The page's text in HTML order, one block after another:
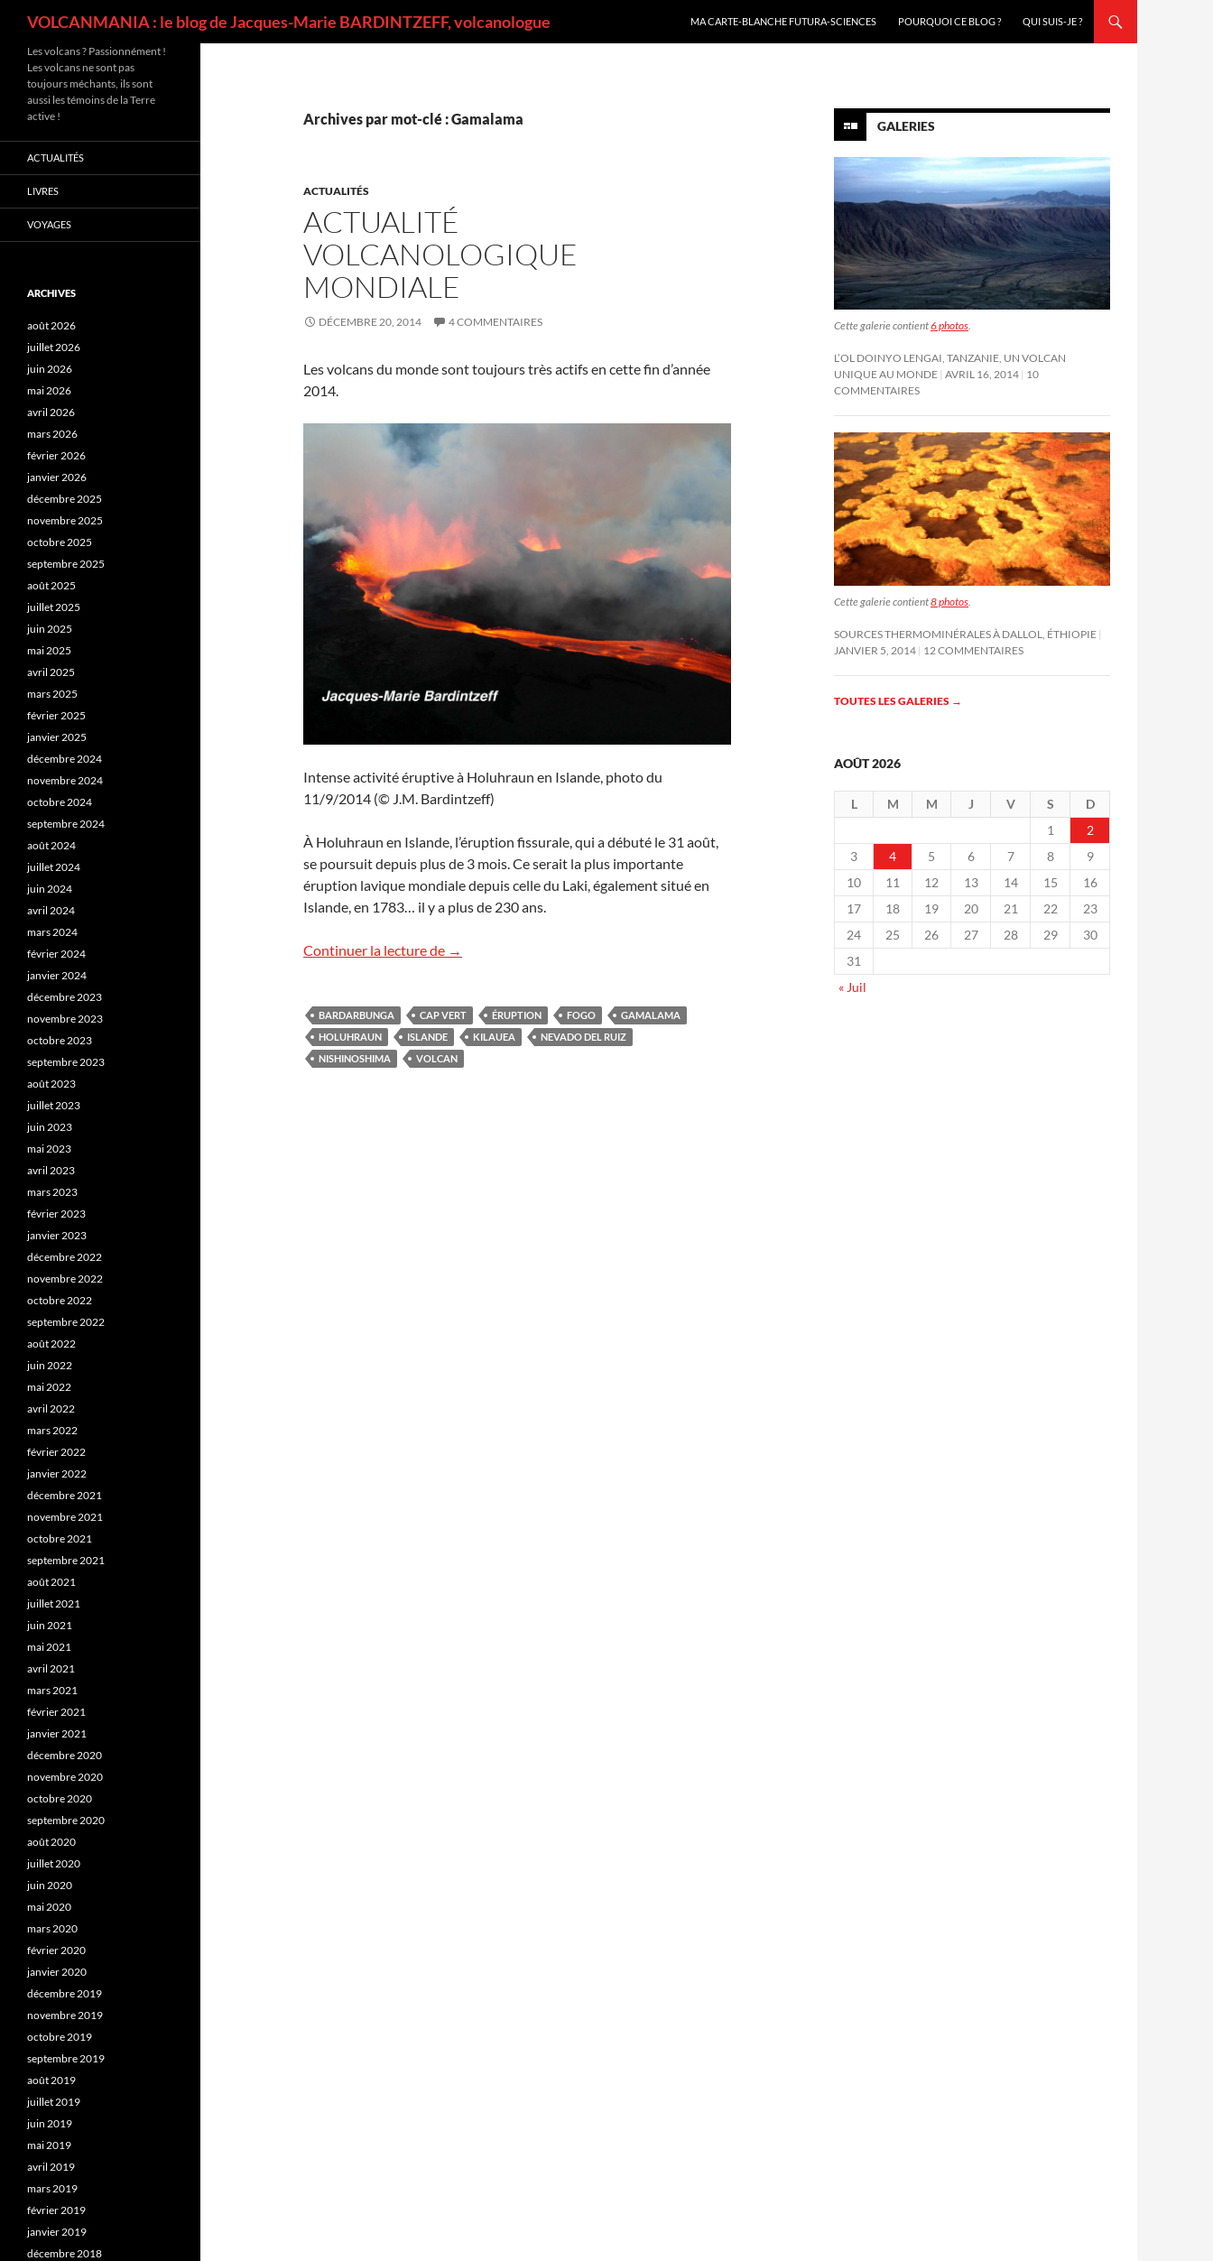
VOLCANMANIA : le blog de Jacques-Marie BARDINTZEFF, volcanologue
MA CARTE-BLANCHE FUTURA-SCIENCES
POURQUOI CE BLOG ? QUI SUIS-JE ?
Archives par mot-clé : Gamalama
ACTUALITÉS
ACTUALITÉ
VOLCANOLOGIQUE
MONDIALE
DÉCEMBRE 20, 2014 4 COMMENTAIRES
Les volcans du monde sont toujours très actifs en cette fin d’année
2014.
Intense activité éruptive à Holuhraun en Islande, photo du
11/9/2014 (© J.M. Bardintzeff)
À Holuhraun en Islande, l’éruption fissurale, qui a débuté le 31 août,
se poursuit depuis plus de 3 mois. Ce serait la plus importante
éruption lavique mondiale depuis celle du Laki, également situé en
Islande, en 1783… il y a plus de 230 ans.
Continuer la lecture de Actualité volcanologique mondiale
→
BARDARBUNGA CAP VERT ÉRUPTION FOGO
GAMALAMA
HOLUHRAUN
ISLANDE KILAUEA
NEVADO DEL RUIZ
NISHINOSHIMA
VOLCAN
GALERIES
Cette galerie contient6 photos.
L’OL DOINYO LENGAI, TANZANIE, UN VOLCAN
UNIQUE AU MONDE AVRIL 16, 2014 10
COMMENTAIRES
Cette galerie contient8 photos
SOURCES THERMOMINÉRALES À DALLOL, ÉTHIOPIE
JANVIER 5, 2014 12 COMMENTAIRES
TOUTES LES GALERIES →
AOÛT 2026
L M M J V S
D
1
2
3
4 5 6 7 8
9
10
11 12 13 14 15
16
17
18 19 20 21 22
23
24
25 26 27 28 29
30
31
« Juil
Les volcans ? Passionnément !
Les volcans ne sont pas
toujours méchants, ils sont
aussi les témoins de la Terre
active !
ACTUALITÉS
LIVRES
VOYAGES
ARCHIVES
août 2026
juillet 2026
juin 2026
mai 2026
avril 2026
mars 2026
février 2026
janvier 2026
décembre 2025
novembre 2025
octobre 2025
septembre 2025
août 2025
juillet 2025
juin 2025
mai 2025
avril 2025
mars 2025
février 2025
janvier 2025
décembre 2024
novembre 2024
octobre 2024
septembre 2024
août 2024
juillet 2024
juin 2024
avril 2024
mars 2024
février 2024
janvier 2024
décembre 2023
novembre 2023
octobre 2023
septembre 2023
août 2023
juillet 2023
juin 2023
mai 2023
avril 2023
mars 2023
février 2023
janvier 2023
décembre 2022
novembre 2022
octobre 2022
septembre 2022
août 2022
juin 2022
mai 2022
avril 2022
mars 2022
février 2022
janvier 2022
décembre 2021
novembre 2021
octobre 2021
septembre 2021
août 2021
juillet 2021
juin 2021
mai 2021
avril 2021
mars 2021
février 2021
janvier 2021
décembre 2020
novembre 2020
octobre 2020
septembre 2020
août 2020
juillet 2020
juin 2020
mai 2020
mars 2020
février 2020
janvier 2020
décembre 2019
novembre 2019
octobre 2019
septembre 2019
août 2019
juillet 2019
juin 2019
mai 2019
avril 2019
mars 2019
février 2019
janvier 2019
décembre 2018